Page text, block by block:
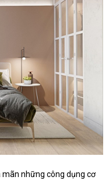
mãn những công dụng cơ